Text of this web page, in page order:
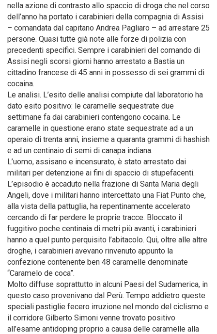
nella azione di contrasto allo spaccio di droga che nel corso
dell’anno ha portato i carabinieri della compagnia di Assisi
– comandata dal capitano Andrea Pagliaro – ad arrestare 25
persone. Quasi tutte già note alle forze di polizia con
precedenti specifici. Sempre i carabinieri del comando di
Assisi negli scorsi giorni hanno arrestato a Bastia un
cittadino francese di 45 anni in possesso di sei grammi di
cocaina.
Le analisi. L’esito delle analisi compiute dal laboratorio ha
dato esito positivo: le caramelle sequestrate due
settimane fa dai carabinieri contengono cocaina. Le
caramelle in questione erano state sequestrate ad a un
operaio di trenta anni, insieme a quaranta grammi di hashish
e ad un centinaio di semi di canapa indiana.
L’uomo, assisano e incensurato, è stato arrestato dai
militari per detenzione ai fini di spaccio di stupefacenti.
L’episodio è accaduto nella frazione di Santa Maria degli
Angeli, dove i militari hanno intercettato una Fiat Punto che,
alla vista della pattuglia, ha repentinamente accelerato
cercando di far perdere le proprie tracce. Bloccato il
fuggitivo poche centinaia di metri più avanti, i carabinieri
hanno a quel punto perquisito l’abitacolo. Qui, oltre alle altre
droghe, i carabinieri avevano rinvenuto appunto la
confezione contenente ben 48 caramelle denominate
“Caramelo de coca”.
Molto diffuse soprattutto in alcuni Paesi del Sudamerica, in
questo caso provenivano dal Perù. Tempo addietro queste
speciali pastiglie fecero irruzione nel mondo del ciclismo e
il corridore Gilberto Simoni venne trovato positivo
all’esame antidoping proprio a causa delle caramelle alla